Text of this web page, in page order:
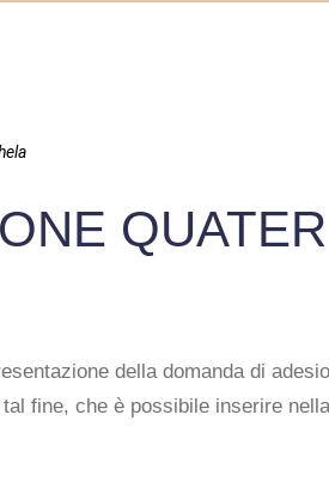
della domanda di
fine, che è possibile inserire